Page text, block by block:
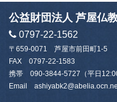
公益財団法人 芦屋仏
0797-22-1562
〒659-0071 芦屋市前田町1-5
FAX 0797-22-1583
携帯 090-3844-5727 （平日
Email